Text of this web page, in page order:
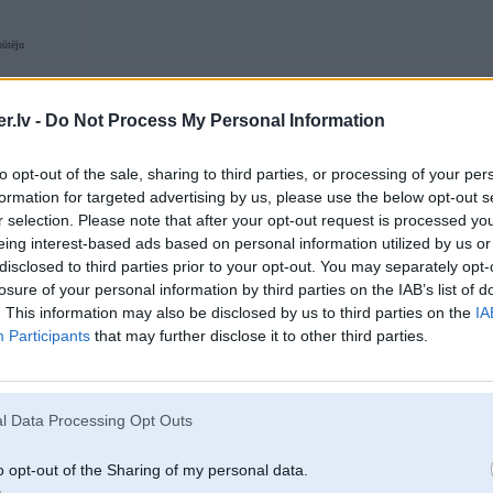
- Do Not Process My Personal Information
opt-out of the sale, sharing to third parties, or processing of your
for targeted advertising by us, please use the below opt-out
selection. Please note that after your opt-out request is processed
interest-based ads based on personal information utilized by us
to third parties prior to your opt-out. You may separately
of your personal information by third parties on the IAB’s list of
This information may also be disclosed by us to third parties on the
Participants that may further disclose it to other third parties.
Data Processing Opt Outs
opt-out of the Sharing of my personal data.
03. Jun 2011, 09:59
10 May 2011, 22:50:25 Noname rakstīja:
Problēma - pie arkām atlekusi/nolobijusies krāsa, bet rūsas nav- sumuks
tas saucas rupnicas cinka defekts. parasti ja uz mashinas kaut kur paradas
tada--- brakis
pardod